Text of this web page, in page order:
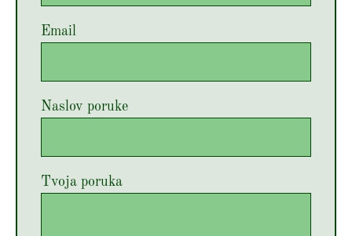
Email
Naslov poruke
Tvoja poruka